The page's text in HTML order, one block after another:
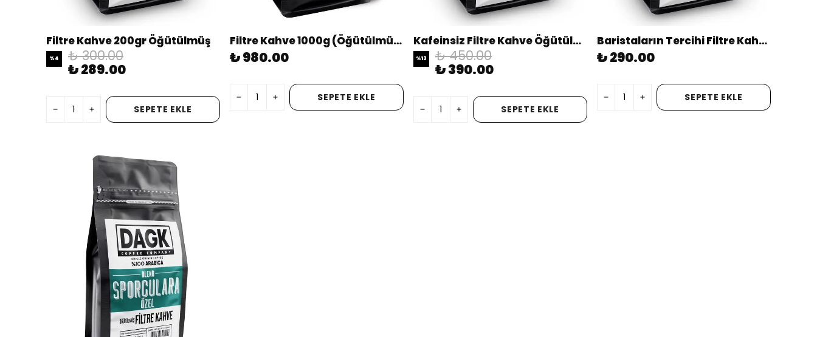
Filtre Kahve 200gr Öğütülmüş
%4 ₺ 300.00
₺ 289.00
SEPETE EKLE
Filtre Kahve 1000g (Öğütülmüş)
₺ 980.00
SEPETE EKLE
Kafeinsiz Filtre Kahve Öğütülmüş 200g
%13 ₺ 450.00
₺ 390.00
SEPETE EKLE
Baristaların Tercihi Filtre Kahve 250g Öğütülmüş
₺ 290.00
SEPETE EKLE